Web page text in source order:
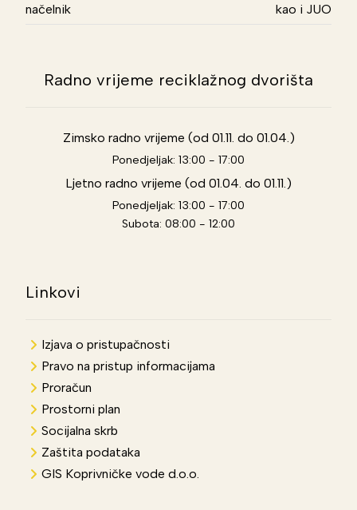
načelnik
kao i JUO
Radno vrijeme reciklažnog dvorišta
Zimsko radno vrijeme (od 01.11. do 01.04.)
Ponedjeljak: 13:00 - 17:00
Ljetno radno vrijeme (od 01.04. do 01.11.)
Ponedjeljak: 13:00 - 17:00
Subota: 08:00 - 12:00
Linkovi
Izjava o pristupačnosti
Pravo na pristup informacijama
Proračun
Prostorni plan
Socijalna skrb
Zaštita podataka
GIS Koprivničke vode d.o.o.